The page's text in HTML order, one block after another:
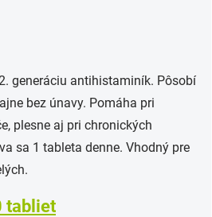
generáciu antihistaminík. Pôsobí
bez únavy. Pomáha pri
plesne aj pri chronických
sa 1 tableta denne. Vhodný pre
tabliet